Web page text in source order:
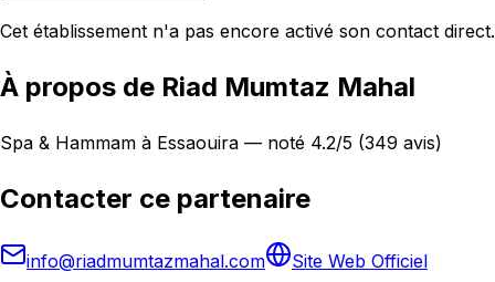
Cet établissement n'a pas encore activé son contact direct.
À propos de Riad Mumtaz Mahal
Spa & Hammam à Essaouira — noté 4.2/5 (349 avis)
Contacter ce partenaire
info@riadmumtazmahal.com Site Web Officiel